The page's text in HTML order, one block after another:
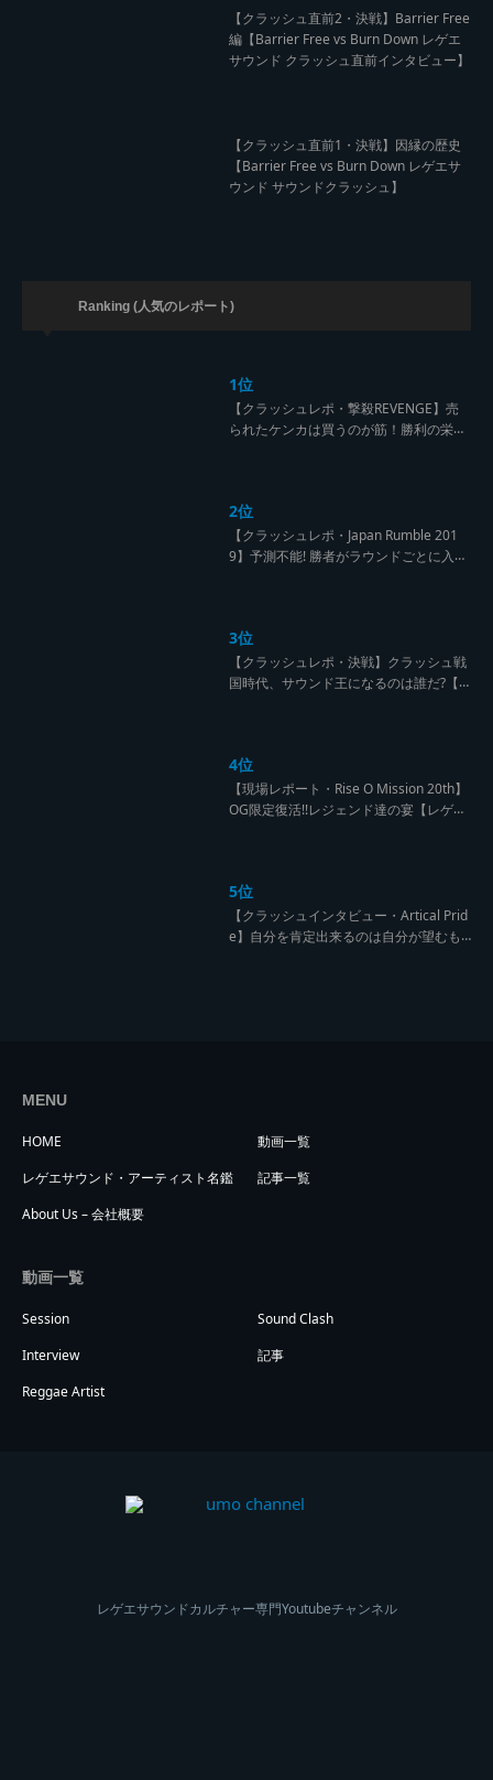
【クラッシュ直前2・決戦】Barrier Free
編【Barrier Free vs Burn Down レゲエ
サウンド クラッシュ直前インタビュー】
【クラッシュ直前1・決戦】因縁の歴史
【Barrier Free vs Burn Down レゲエサ
ウンド サウンドクラッシュ】
Ranking (人気のレポート)
1位
【クラッシュレポ・撃殺REVENGE】売
られたケンカは買うのが筋！勝利の栄誉
2位
【クラッシュレポ・Japan Rumble 201
9】予測不能! 勝者がラウンドごとに入れ
3位
【クラッシュレポ・決戦】クラッシュ戦
国時代、サウンド王になるのは誰だ?【B
4位
【現場レポート・Rise O Mission 20th】
OG限定復活!!レジェンド達の宴【レゲエ
5位
【クラッシュインタビュー・Artical Prid
e】自分を肯定出来るのは自分が望むも
MENU
HOME
動画一覧
レゲエサウンド・アーティスト名鑑
記事一覧
About Us – 会社概要
動画一覧
Session
Sound Clash
Interview
記事
Reggae Artist
レゲエサウンドカルチャー専門Youtubeチャンネル